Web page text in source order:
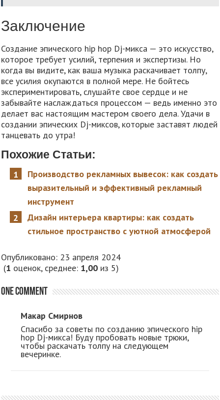
Заключение
Создание эпического hip hop Dj-микса — это искусство,
которое требует усилий, терпения и экспертизы. Но
когда вы видите, как ваша музыка раскачивает толпу,
все усилия окупаются в полной мере. Не бойтесь
экспериментировать, слушайте свое сердце и не
забывайте наслаждаться процессом — ведь именно это
делает вас настоящим мастером своего дела. Удачи в
создании эпических Dj-миксов, которые заставят людей
танцевать до утра!
Похожие Статьи:
Производство рекламных вывесок: как создать
выразительный и эффективный рекламный
инструмент
Дизайн интерьера квартиры: как создать
стильное пространство с уютной атмосферой
Опубликовано: 23 апреля 2024
(1 оценок, среднее: 1,00 из 5)
One comment
Макар Смирнов
Спасибо за советы по созданию эпического hip
hop Dj-микса! Буду пробовать новые трюки,
чтобы раскачать толпу на следующем
вечеринке.